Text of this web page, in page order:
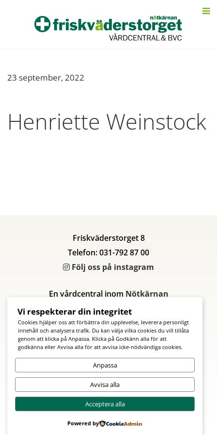
23 september, 2022
Henriette Weinstock
Friskväderstorget 8
Telefon: 031-792 87 00
Följ oss på instagram
En vårdcentral inom Nötkärnan
Vi respekterar din integritet
Cookies hjälper oss att förbättra din upplevelse, leverera personligt
innehåll och analysera trafik. Du kan välja vilka cookies du vill tillåta
genom att klicka på Anpassa. Klicka på Godkänn alla för att
godkänna eller Avvisa alla för att avvisa icke-nödvändiga cookies.
Anpassa
Avvisa alla
Acceptera alla
Powered by